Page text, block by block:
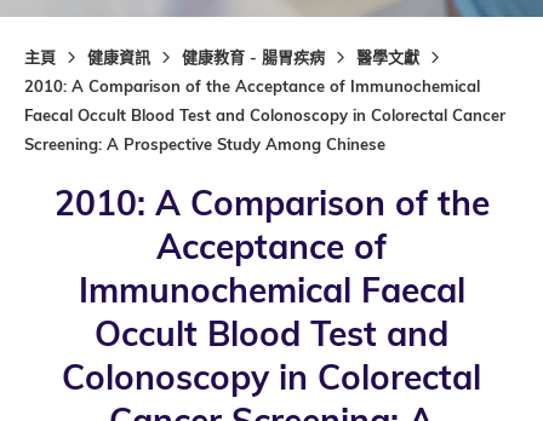
主頁 健康資訊 健康教育 - 腸胃疾病
醫學文獻
2010: A Comparison of the Acceptance of Immunochemical
Faecal Occult Blood Test and Colonoscopy in Colorectal Cancer
Screening: A Prospective Study Among Chinese
2010: A Comparison of the
Acceptance of
Immunochemical Faecal
Occult Blood Test and
Colonoscopy in Colorectal